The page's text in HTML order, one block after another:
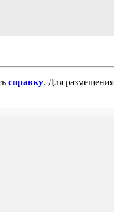
справку. Для